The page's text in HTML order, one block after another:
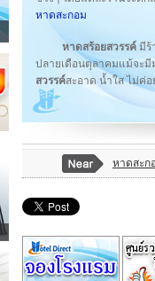
หาดสะกอม
หาดสร้อยสวรรค์ มีร้
ปลายเดือนตุลาคมแม้จะมี
สวรรค์สะอาด น้ำใส ไม่ค่
หาดสะก